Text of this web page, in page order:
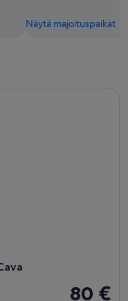
Näytä majoituspaikat
80 €